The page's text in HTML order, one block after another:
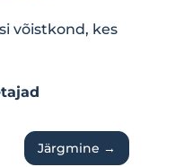
võistkond, kes
Järgmine →